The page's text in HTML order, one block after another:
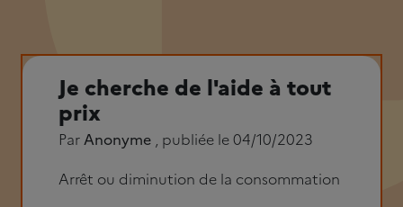
Je cherche de l'aide à tout
prix
ParAnonyme , publiée le 04/10/2023
Arrêt ou diminution de la consommation